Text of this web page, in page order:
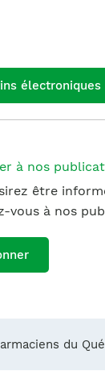
électroniques
à nos
être
vous à nos
du